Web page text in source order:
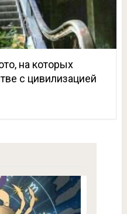
на которых
с цивилизацией